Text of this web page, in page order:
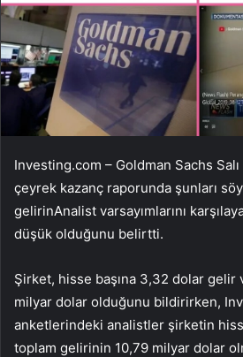
Investing.com – Goldman Sachs
çeyrek kazanç raporunda şunları
gelirinAnalist varsayımlarını
düşük olduğunu belirtti.
Şirket, hisse başına 3,32 dolar gelir
milyar dolar olduğunu bildirirken,
anketlerindeki analistler şirketin
toplam gelirinin 10,79 milyar dolar